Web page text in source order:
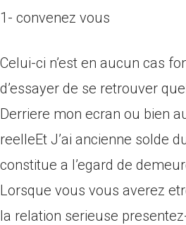
1- convenez vous
Celui-ci n’est en aucun cas
d’essayer de se retrouver
Derriere mon ecran ou bien
reelleEt J’ai ancienne solde
constitue a l’egard de
Lorsque vous vous averez
la relation serieuse